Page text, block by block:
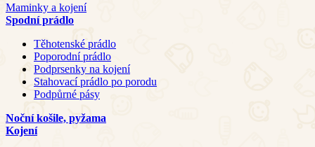
Maminky a kojení
Spodní prádlo
Těhotenské prádlo
Poporodní prádlo
Podprsenky na kojení
Stahovací prádlo po porodu
Podpůrné pásy
Noční košile, pyžama
Kojení